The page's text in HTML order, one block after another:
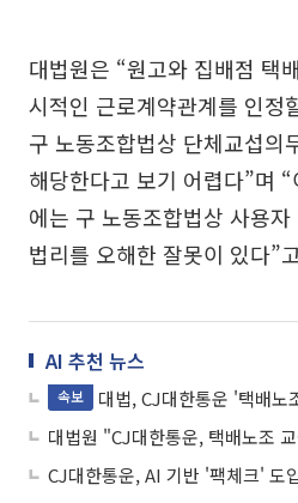
대법원은 “원고와 집배점 택
시적인 근로계약관계를 인정
구 노동조합법상 단체교섭의
해당한다고 보기 어렵다”며
에는 구 노동조합법상 사용
법리를 오해한 잘못이 있다”
AI 추천 뉴스
속보
대법, CJ대한통운 '택배노조 교
대법원 "CJ대한통운, 택배노조